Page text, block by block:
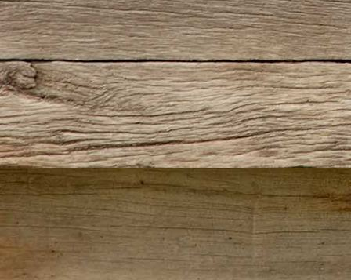
IMG_0415(2)